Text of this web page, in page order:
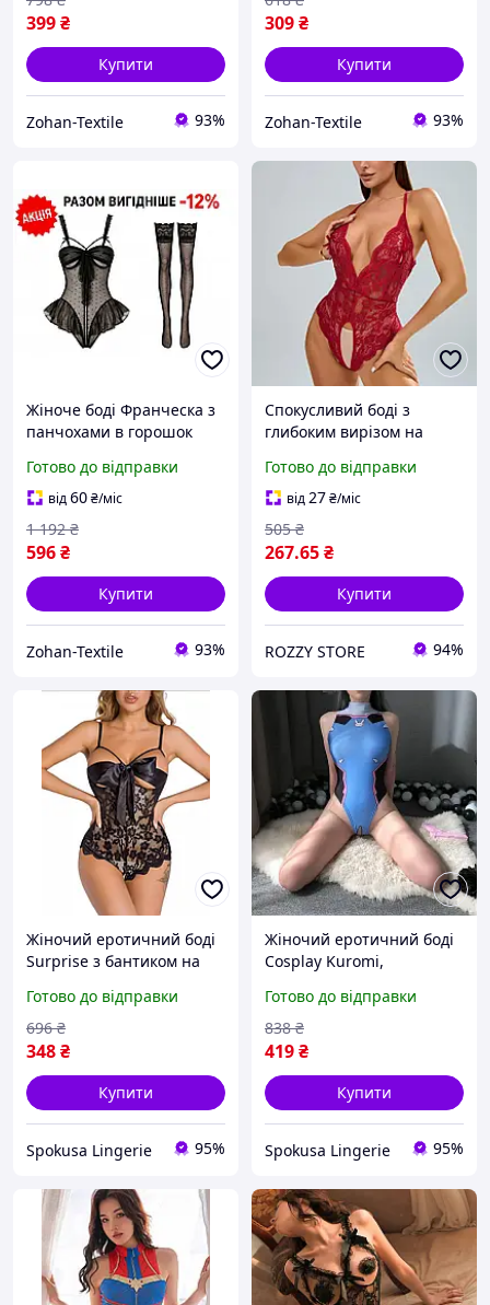
399₴
Купити
Zohan-Textile 93%
309₴
Купити
Zohan-Textile 93%
Жіноче боді Франческа з
панчохами в горошок
з оборками та відкритим
доступом, чорний 42-46
Готово до відправки
від60₴/міс
596₴
1 192 ₴
Купити
Zohan-Textile 93%
Спокусливий боді з
глибоким вирізом на
мереживний комплект з
бантиками жінкам
Червоний
Готово до відправки
від27₴/міс
267.65₴
505 ₴
Купити
ROZZY STORE 94%
Жіночий еротичний боді
Surprise з бантиком на
з відкритим доступом,
Прозорий боді для
спокуси
Готово до відправки
348₴
696 ₴
Купити
Spokusa Lingerie 95%
Жіночий еротичний боді
Cosplay Kuromi,
відкритим доступом,
Анімешний боді для
рольових фантазій
Готово до відправки
419₴
838 ₴
Купити
Spokusa Lingerie 95%